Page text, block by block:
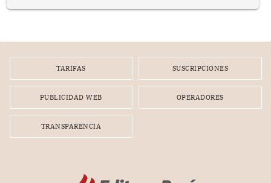
TARIFAS SUSCRIPCIONES
PUBLICIDAD WEB OPERADORES
TRANSPARENCIA